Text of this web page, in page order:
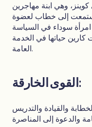
وهي ابنة مهاجرين
إلى خطاب لعضوة
سوداء في السياسة
حياتها في الخدمة
العامة.
القوى الخارقة:
والقيادة والتدريس
والدعوة إلى المناصرة